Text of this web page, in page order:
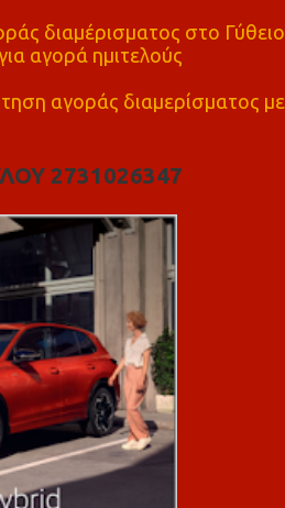
διαμέρισματος στο Γύθειο
αγορά ημιτελούς
αγοράς διαμερίσματος με
2731026347